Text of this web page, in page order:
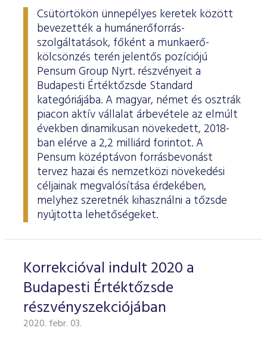
Csütörtökön ünnepélyes keretek között
bevezették a humánerőforrás-
szolgáltatások, főként a munkaerő-
kölcsönzés terén jelentős pozíciójú
Pensum Group Nyrt. részvényeit a
Budapesti Értéktőzsde Standard
kategóriájába. A magyar, német és osztrák
piacon aktív vállalat árbevétele az elmúlt
években dinamikusan növekedett, 2018-
ban elérve a 2,2 milliárd forintot. A
Pensum középtávon forrásbevonást
tervez hazai és nemzetközi növekedési
céljainak megvalósítása érdekében,
melyhez szeretnék kihasználni a tőzsde
nyújtotta lehetőségeket.
Korrekcióval indult 2020 a
Budapesti Értéktőzsde
részvényszekciójában
2020. febr. 03.